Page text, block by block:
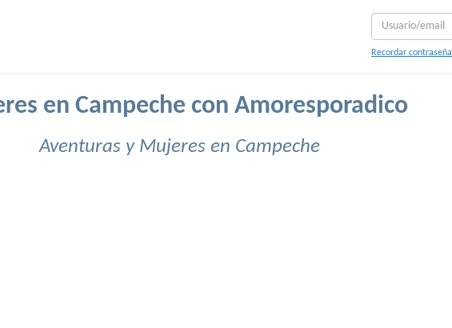
Recordar contraseña
en Campeche con Amoresporadico
Aventuras y Mujeres en Campeche